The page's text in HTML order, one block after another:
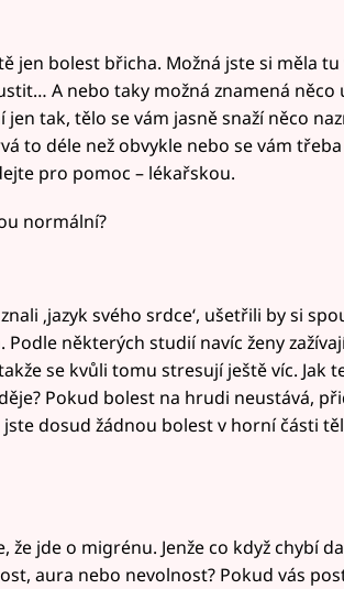
jen bolest břicha. Možná jste si měla tu
A nebo taky možná znamená něco
tak, tělo se vám jasně snaží něco
to déle než obvykle nebo se vám
pro pomoc – lékařskou.
normální?
‚jazyk svého srdce‘, ušetřili by si
některých studií navíc ženy
se kvůli tomu stresují ještě víc. Jak
Pokud bolest na hrudi neustává,
dosud žádnou bolest v horní části
že jde o migrénu. Jenže co když chybí
aura nebo nevolnost? Pokud vás